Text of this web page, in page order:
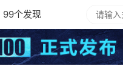
99个发现